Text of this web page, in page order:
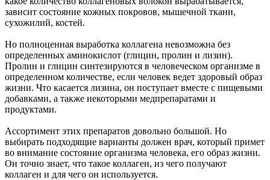
зависит состояние кожных покровов, мышечной ткани,
сухожилий, костей.
Но полноценная выработка коллагена невозможна без
определенных аминокислот (глицин, пролин и лизин).
Пролин и глицин синтезируются в человеческом организме в
определенном количестве, если человек ведет здоровый образ
жизни. Что касается лизина, он поступает вместе с пищевыми
добавками, а также некоторыми медпрепаратами и
продуктами.
Ассортимент этих препаратов довольно большой. Но
выбирать подходящие варианты должен врач, который примет
во внимание состояние организма человека, его образ жизни.
Он точно знает, что такое коллаген, из чего получают
коллаген и для чего он используется.